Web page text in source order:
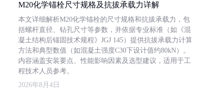
M20化学锚栓尺寸规格及抗拔承载力详解
本文详细解析M20化学锚栓的尺寸规格和抗拔承载力，包
括螺杆直径、钻孔尺寸等参数，并依据专业标准（如《混
凝土结构后锚固技术规程》JGJ 145）提供抗拔承载力计算
方法和典型数值（如混凝土强度C30下设计值约80kN）。
内容涵盖安装要点、性能影响因素及选型建议，适用于工
程技术人员参考。
2026年8月4日